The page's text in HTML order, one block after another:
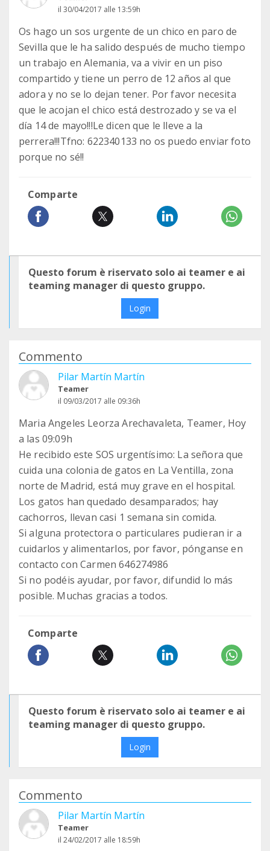
il 30/04/2017 alle 13:59h
Os hago un sos urgente de un chico en paro de
Sevilla que le ha salido después de mucho tiempo
un trabajo en Alemania, va a vivir en un piso
compartido y tiene un perro de 12 años al que
adora y no se lo dejan tener. Por favor necesita
que le acojan el chico está destrozado y se va el
día 14 de mayo!!!Le dicen que le lleve a la
perrera!!!Tfno: 622340133 no os puedo enviar foto
porque no sé!!
Comparte
Questo forum è riservato solo ai teamer e ai
teaming manager di questo gruppo.
Login
Commento
Pilar Martín Martín
Teamer
il 09/03/2017 alle 09:36h
Maria Angeles Leorza Arechavaleta, Teamer, Hoy
a las 09:09h
He recibido este SOS urgentísimo: La señora que
cuida una colonia de gatos en La Ventilla, zona
norte de Madrid, está muy grave en el hospital.
Los gatos han quedado desamparados; hay
cachorros, llevan casi 1 semana sin comida.
Si alguna protectora o particulares pudieran ir a
cuidarlos y alimentarlos, por favor, pónganse en
contacto con Carmen 646274986
Si no podéis ayudar, por favor, difundid lo más
posible. Muchas gracias a todos.
Comparte
Questo forum è riservato solo ai teamer e ai
teaming manager di questo gruppo.
Login
Commento
Pilar Martín Martín
Teamer
il 24/02/2017 alle 18:59h